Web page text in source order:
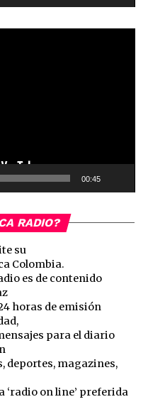
00:45
RADIO?
su
Colombia.
es de contenido
horas de emisión
para el diario
deportes, magazines,
‘radio on line’ preferida